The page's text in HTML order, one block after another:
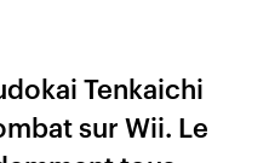
Tenkaichi
sur Wii. Le